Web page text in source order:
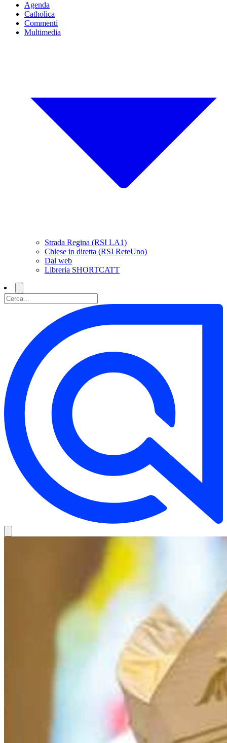
Agenda
Catholica
Commenti
Multimedia
Strada Regina (RSI LA1)
Chiese in diretta (RSI ReteUno)
Dal web
Libreria SHORTCATT